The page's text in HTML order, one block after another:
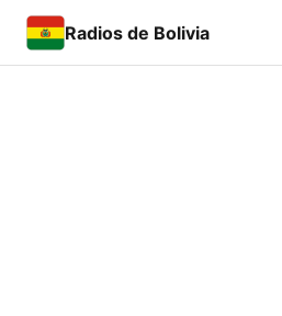
Radios de Bolivia